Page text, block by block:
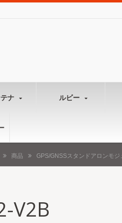
ナ ルビー
商品 GPS/GNSSスタンドアロンモジ
V2B